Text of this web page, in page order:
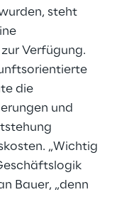
steht
Verfügung.
die
und
„Wichtig
Bauer, „denn